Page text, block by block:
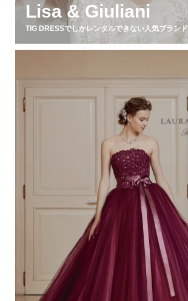
Lisa & Giuliani
TIG DRESSでしかレンタルできない人気ブランド